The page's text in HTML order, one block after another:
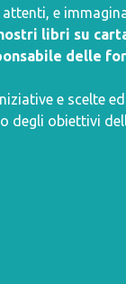
e
libri su
delle
e scelte
degli obiettivi